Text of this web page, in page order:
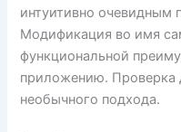
интуитивно очевидным
Модификация во имя
функциональной
приложению. Проверка
необычного подхода.